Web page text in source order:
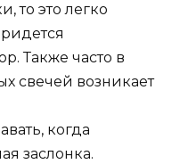
то это легко
Также часто в
свечей возникает
когда
заслонка.